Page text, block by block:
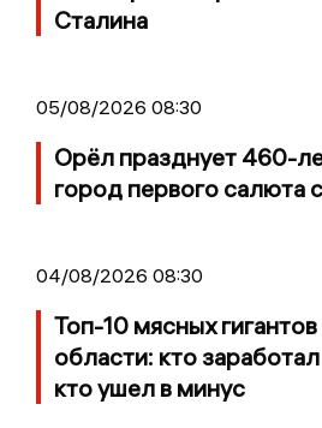
Сталина
05/08/2026 08:30
Орёл празднует 460-
город первого салюта
04/08/2026 08:30
Топ-10 мясных
области: кто
кто ушел в минус